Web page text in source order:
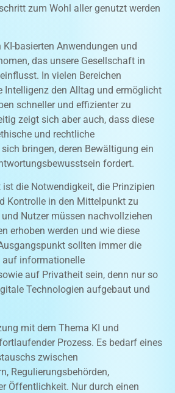
zum Wohl aller genutzt werden
basierten Anwendungen und
das unsere Gesellschaft in
In vielen Bereichen
Intelligenz den Alltag und ermöglicht
schneller und effizienter zu
zeigt sich aber auch, dass diese
und rechtliche
bringen, deren Bewältigung ein
fordert.
ist die Notwendigkeit, die Prinzipien
Kontrolle in den Mittelpunkt zu
Nutzer müssen nachvollziehen
erhoben werden und wie diese
sollten immer die
auf informationelle
auf Privatheit sein, denn nur so
Technologien aufgebaut und
mit dem Thema KI und
Prozess. Es bedarf eines
zwischen
Regulierungsbehörden,
Öffentlichkeit. Nur durch einen